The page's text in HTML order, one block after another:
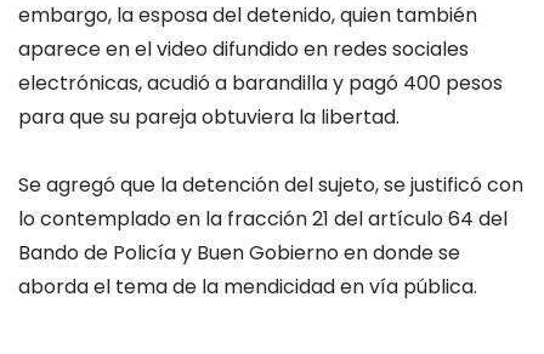
embargo, la esposa del detenido, quien también
aparece en el video difundido en redes sociales
electrónicas, acudió a barandilla y pagó 400 pesos
para que su pareja obtuviera la libertad.
Se agregó que la detención del sujeto, se justificó con
lo contemplado en la fracción 21 del artículo 64 del
Bando de Policía y Buen Gobierno en donde se
aborda el tema de la mendicidad en vía pública.